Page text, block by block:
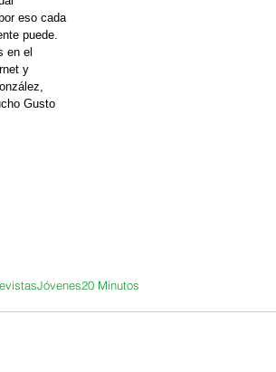
eso cada
puede.
en el
y
Gusto
Jóvenes20 Minutos